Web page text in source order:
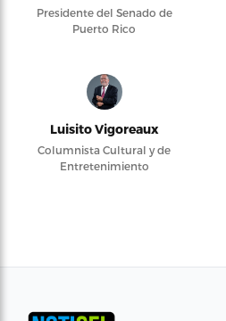
Presidente del Senado de
Puerto Rico
Luisito Vigoreaux
Columnista Cultural y de
Entretenimiento